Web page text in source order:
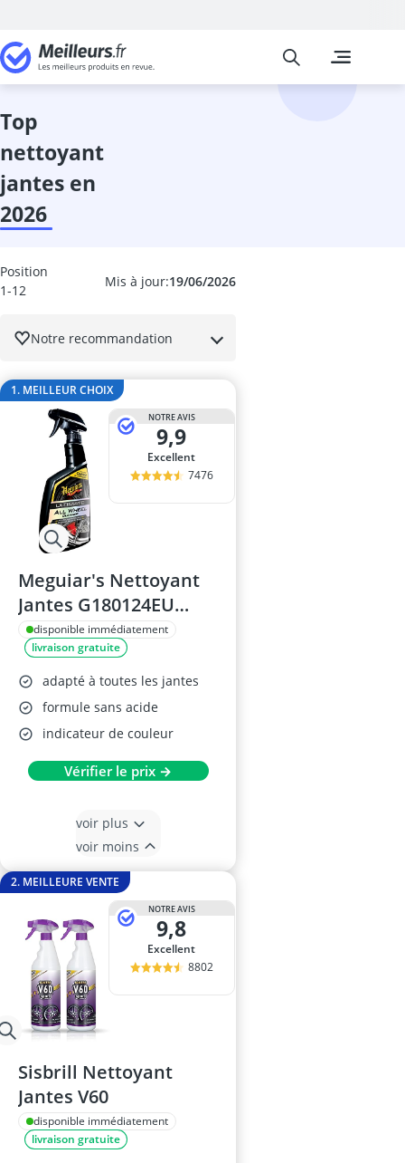
Auto et Moto
Adaptateur
Meilleurs
top
nettoyant
jantes en
2026
Mis à jour:19/06/2026
Position
1-12
Notre recommandation
1. MEILLEUR CHOIX
NOTRE AVIS
9,9
Excellent
7476
Meguiar's Nettoyant
Jantes G180124EU
709ml
disponible immédiatement
livraison gratuite
adapté à toutes les jantes
formule sans acide
indicateur de couleur
Vérifier le prix →
voir plus
voir moins
2. MEILLEURE VENTE
NOTRE AVIS
9,8
Excellent
8802
Sisbrill Nettoyant
Jantes V60
disponible immédiatement
livraison gratuite